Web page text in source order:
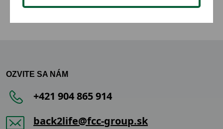
OZVITE SA NÁM
+421 904 865 914
back2life@fcc-group.sk